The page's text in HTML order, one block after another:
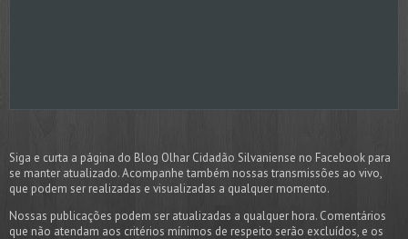
Siga e curta a página do Blog Olhar Cidadão Silvaniense no Facebook para
se manter atualizado. Acompanhe também nossas transmissões ao vivo,
que podem ser realizadas e visualizadas a qualquer momento.
Nossas publicações podem ser atualizadas a qualquer hora. Comentários
que não atendam aos critérios mínimos de respeito serão excluídos, e os